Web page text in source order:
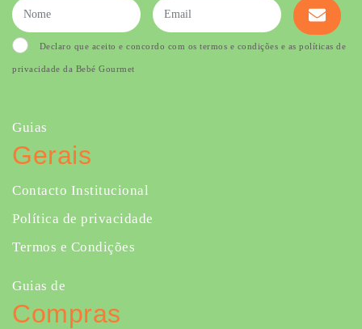
Declaro que aceito e concordo com os termos e condições e as políticas de
privacidade da Bebé Gourmet
Guias
Gerais
Contacto Institucional
Política de privacidade
Termos e Condições
Guias de
Compras